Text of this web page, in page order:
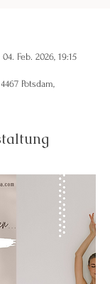
Feb. 2026, 19:15
Potsdam,